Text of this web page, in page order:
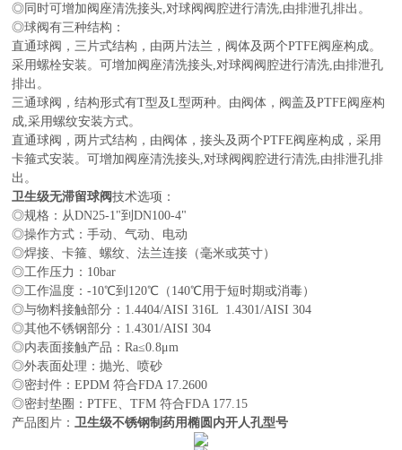
◎同时可增加阀座清洗接头,对球阀阀腔进行清洗,由排泄孔排出。
◎球阀有三种结构：
直通球阀，三片式结构，由两片法兰，阀体及两个PTFE阀座构成。
采用螺栓安装。可增加阀座清洗接头,对球阀阀腔进行清洗,由排泄孔
排出。
三通球阀，结构形式有T型及L型两种。由阀体，阀盖及PTFE阀座构
成,采用螺纹安装方式。
直通球阀，两片式结构，由阀体，接头及两个PTFE阀座构成，采用
卡箍式安装。可增加阀座清洗接头,对球阀阀腔进行清洗,由排泄孔排
出。
卫生级无滞留球阀技术选项：
◎规格：从DN25-1"到DN100-4"
◎操作方式：手动、气动、电动
◎焊接、卡箍、螺纹、法兰连接（毫米或英寸）
◎工作压力：10bar
◎工作温度：-10℃到120℃（140℃用于短时期或消毒）
◎与物料接触部分：1.4404/AISI 316L 1.4301/AISI 304
◎其他不锈钢部分：1.4301/AISI 304
◎内表面接触产品：Ra≤0.8μm
◎外表面处理：抛光、喷砂
◎密封件：EPDM 符合FDA 17.2600
◎密封垫圈：PTFE、TFM 符合FDA 177.15
产品图片： 卫生级不锈钢制药用椭圆内开人孔型号